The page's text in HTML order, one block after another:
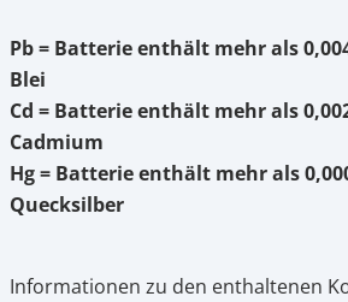
Pb = Batterie enthält mehr als
Blei
Cd = Batterie enthält mehr als
Cadmium
Hg = Batterie enthält mehr als
Quecksilber
Informationen zu den enthaltenen